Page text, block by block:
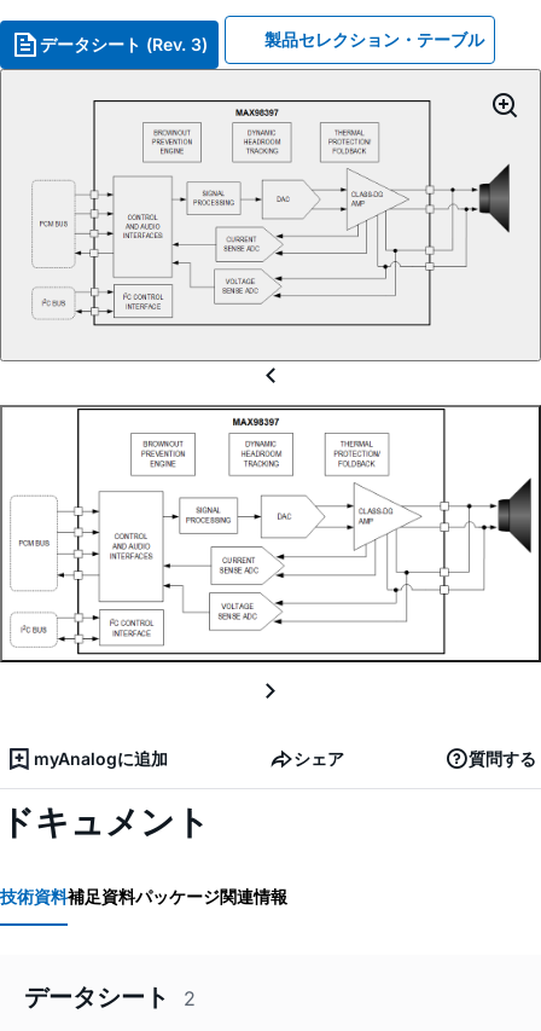
データシート (Rev. 3) 製品セレクション・テーブル
myAnalogに追加 シェア 質問する
ドキュメント
技術資料補足資料パッケージ関連情報
データシート 2